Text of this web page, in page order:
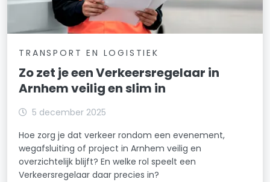
TRANSPORT EN LOGISTIEK
Zo zet je een Verkeersregelaar in
Arnhem veilig en slim in
5 december 2025
Hoe zorg je dat verkeer rondom een evenement,
wegafsluiting of project in Arnhem veilig en
overzichtelijk blijft? En welke rol speelt een
Verkeersregelaar daar precies in?